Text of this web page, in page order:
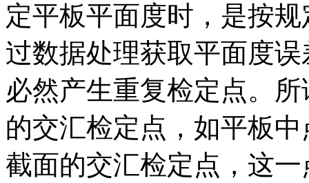
定平板平面度时，是按
过数据处理获取平面度
必然产生重复检定点。
的交汇检定点，如平板
截面的交汇检定点，这